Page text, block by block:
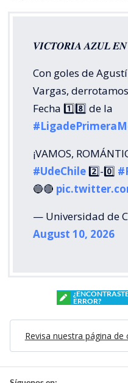
𝑽𝑰𝑪𝑻𝑶𝑹𝑰𝑨 𝑨𝒁𝑼𝑳
Con goles de
Vargas,
Fecha 1️⃣8️⃣ de la
¡VAMOS,
#UdeChile2️⃣-0️⃣
🔵🔴
— Universidad de
August 10, 2026
ERROR?
Revisa nuestra página de